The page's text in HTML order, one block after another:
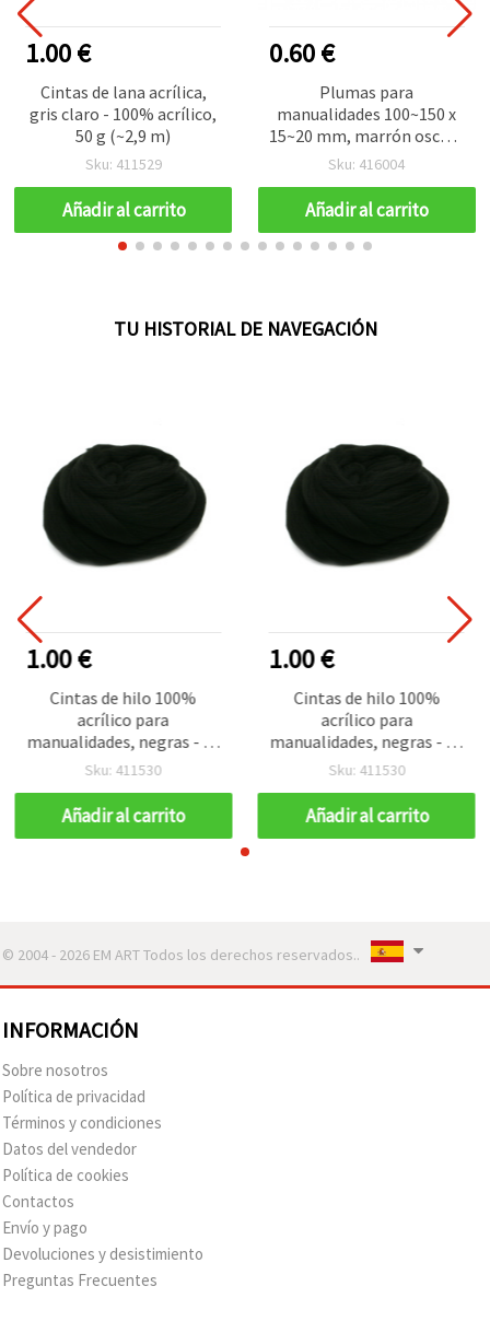
1.00 €
Cintas de lana acrílica,
gris claro - 100% acrílico,
50 g (~2,9 m)
Sku: 411529
Añadir al carrito
0.60 €
Plumas para
manualidades 100~150 x
15~20 mm, marrón oscuro
- Pack de 10 uds
Sku: 416004
Añadir al carrito
TU HISTORIAL DE NAVEGACIÓN
1.00 €
Cintas de hilo 100%
acrílico para
manualidades, negras - 50
(~2,9 metros)
Sku: 411530
Añadir al carrito
1.00 €
Cintas de hilo 100%
acrílico para
manualidades, negras - 50
(~2,9 metros)
Sku: 411530
Añadir al carrito
© 2004 - 2026 EM ART Todos los derechos reservados..
INFORMACIÓN
Sobre nosotros
Política de privacidad
Términos y condiciones
Datos del vendedor
Política de cookies
Contactos
Envío y pago
Devoluciones y desistimiento
Preguntas Frecuentes